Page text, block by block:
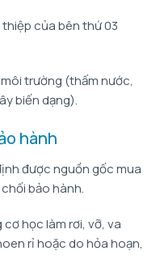
của bên thứ 03
trường (thấm nước,
biến dạng).
hành
được nguồn gốc mua
bảo hành.
học làm rơi, vỡ, va
rỉ hoặc do hỏa hoạn,